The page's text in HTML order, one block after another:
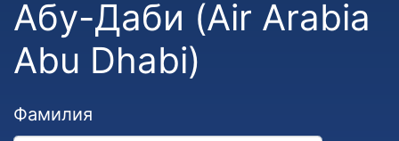
Абу-Даби (Air Arabia
Abu Dhabi)
Фамилия